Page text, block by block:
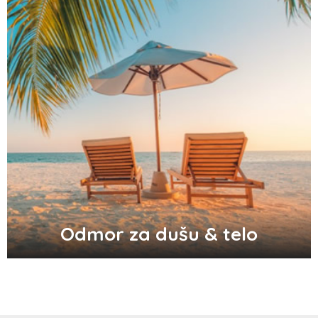
Odlični saveti za brže začeće bebe
Audio i video konektori - šta su i koje
vrste postoje
Top 3 tradicionalna grčka jela koja
morate probati
Odmor za dušu & telo